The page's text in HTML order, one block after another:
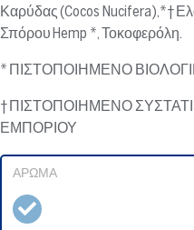
Καρύδας (Cocos Nucifera),*†
Σπόρου Hemp *, Τοκοφερόλη.
* ΠΙΣΤΟΠΟΙΗΜΕΝΟ
† ΠΙΣΤΟΠΟΙΗΜΕΝΟ
ΕΜΠΟΡΙΟΥ
ΆΡΩΜΑ